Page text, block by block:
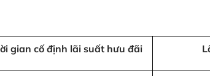
gian cố định lãi suất hưu đãi